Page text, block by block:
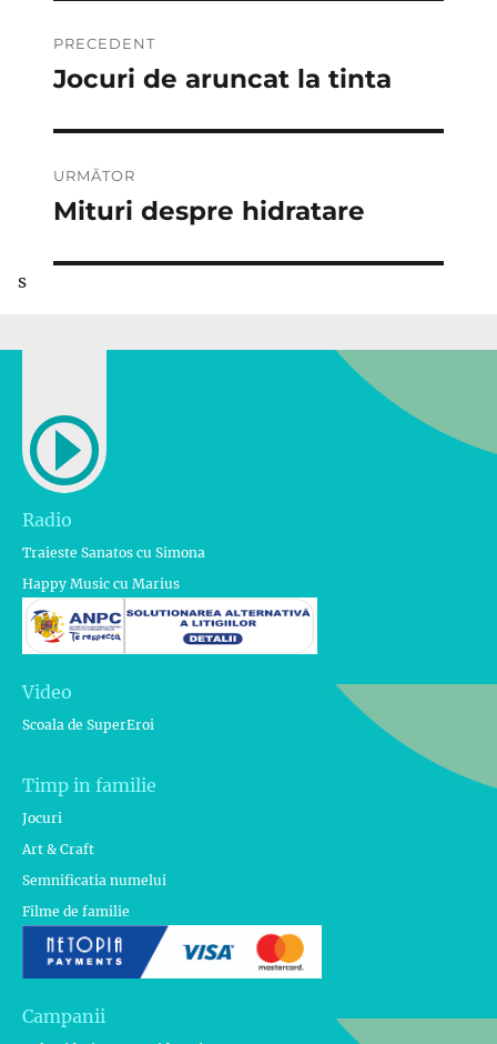
în
PRECEDENT
Articolul
Jocuri de aruncat la tinta
URMĂTOR
Articolul
Mituri despre hidratare
s
Radio
Traieste Sanatos cu Simona
Happy Music cu Marius
Video
Scoala de SuperEroi
Timp in familie
Jocuri
Art & Craft
Semnificatia numelui
Filme de familie
Campanii